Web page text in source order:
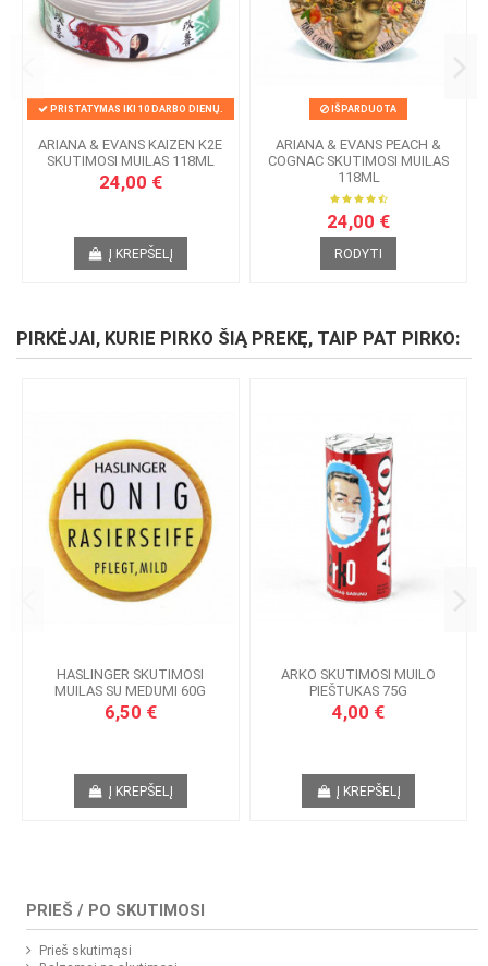
PRISTATYMAS IKI 10 DARBO DIENŲ.
ARIANA & EVANS KAIZEN K2E
SKUTIMOSI MUILAS 118ML
24,00 €
Į KREPŠELĮ
IŠPARDUOTA
ARIANA & EVANS PEACH &
COGNAC SKUTIMOSI MUILAS
118ML
24,00 €
RODYTI
PIRKĖJAI, KURIE PIRKO ŠIĄ PREKĘ, TAIP PAT PIRKO:
HASLINGER SKUTIMOSI
MUILAS SU MEDUMI 60G
6,50 €
Į KREPŠELĮ
ARKO SKUTIMOSI MUILO
PIEŠTUKAS 75G
4,00 €
Į KREPŠELĮ
PRIEŠ / PO SKUTIMOSI
Prieš skutimąsi